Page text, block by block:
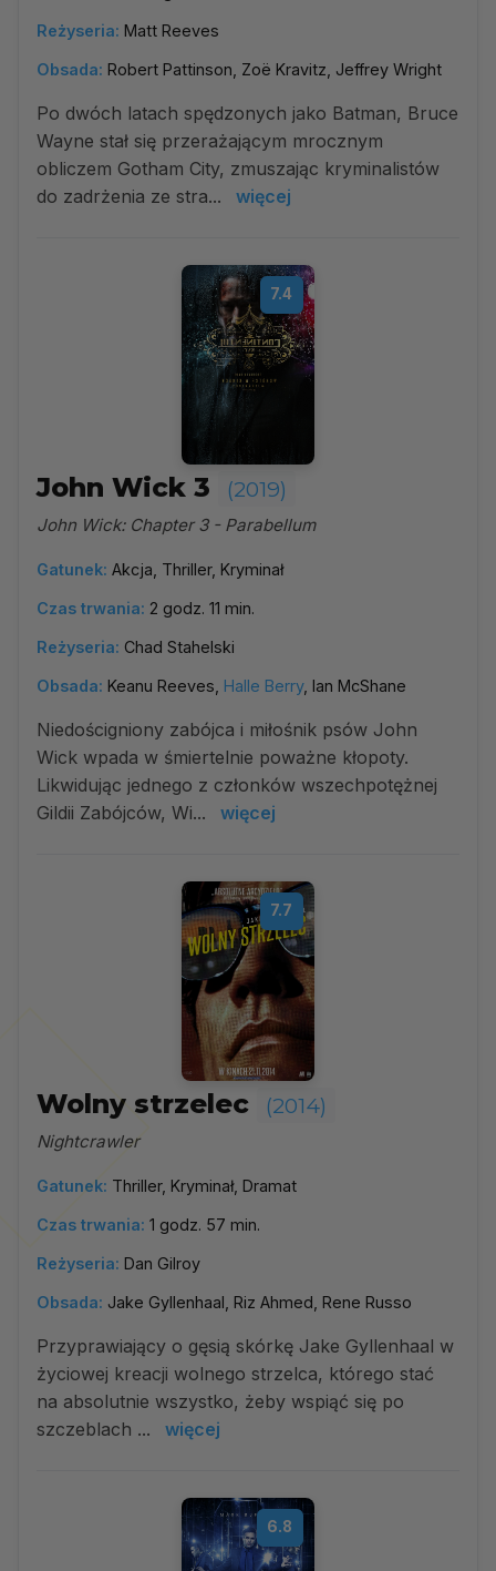
Reżyseria: Matt Reeves
Obsada: Robert Pattinson, Zoë Kravitz, Jeffrey Wright
Po dwóch latach spędzonych jako Batman, Bruce
Wayne stał się przerażającym mrocznym
obliczem Gotham City, zmuszając kryminalistów
do zadrżenia ze stra...
więcej
7.4
John Wick 3 (2019)
John Wick: Chapter 3 - Parabellum
Gatunek: Akcja, Thriller, Kryminał
Czas trwania: 2 godz. 11 min.
Reżyseria: Chad Stahelski
Obsada: Keanu Reeves, Halle Berry, Ian McShane
Niedościgniony zabójca i miłośnik psów John
Wick wpada w śmiertelnie poważne kłopoty.
Likwidując jednego z członków wszechpotężnej
Gildii Zabójców, Wi...
więcej
7.7
Wolny strzelec (2014)
Nightcrawler
Gatunek: Thriller, Kryminał, Dramat
Czas trwania: 1 godz. 57 min.
Reżyseria: Dan Gilroy
Obsada: Jake Gyllenhaal, Riz Ahmed, Rene Russo
Przyprawiający o gęsią skórkę Jake Gyllenhaal w
życiowej kreacji wolnego strzelca, którego stać
na absolutnie wszystko, żeby wspiąć się po
szczeblach ...
więcej
6.8